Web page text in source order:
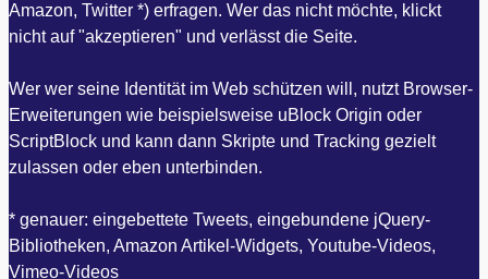
Amazon, Twitter *) erfragen. Wer das nicht möchte, klickt
nicht auf "akzeptieren" und verlässt die Seite.
Wer wer seine Identität im Web schützen will, nutzt Browser-
Erweiterungen wie beispielsweise uBlock Origin oder
ScriptBlock und kann dann Skripte und Tracking gezielt
zulassen oder eben unterbinden.
* genauer: eingebettete Tweets, eingebundene jQuery-
Bibliotheken, Amazon Artikel-Widgets, Youtube-Videos,
Vimeo-Videos